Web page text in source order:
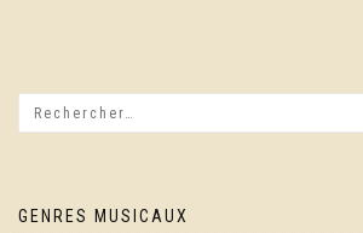
GENRES MUSICAUX